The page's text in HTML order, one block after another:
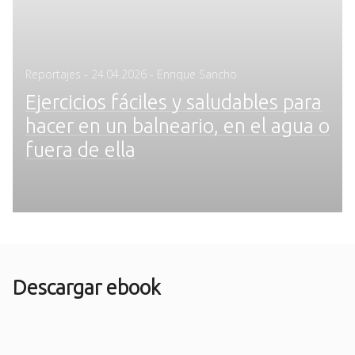
Reportajes - Posted
24.04.2026 - Enrique Sancho
Ejercicios fáciles y saludables para
hacer en un balneario, en el agua o
fuera de ella
Descargar ebook